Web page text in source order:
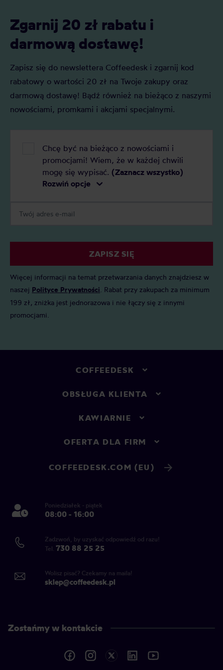
Zgarnij 20 zł rabatu i
darmową dostawę!
Zapisz się do newslettera Coffeedesk i zgarnij kod
rabatowy o wartości 20 zł na Twoje zakupy oraz
darmową dostawę! Bądź również na bieżąco z naszymi
nowościami, promkami i akcjami specjalnymi.
Chcę być na bieżąco z nowościami i
promocjami! Wiem, że w każdej chwili
mogę się wypisać. (Zaznacz wszystko)
Rozwiń opcje
ZAPISZ SIĘ
Więcej informacji na temat przetwarzania danych znajdziesz w
naszej Polityce Prywatności . Rabat przy zakupach za minimum
199 zł, zniżka jest jednorazowa i nie łączy się z innymi
promocjami.
COFFEEDESK
OBSŁUGA KLIENTA
KAWIARNIE
OFERTA DLA FIRM
COFFEEDESK.COM (EU)
Poniedziałek - piątek
08:00 - 16:00
Zadzwoń, by uzyskać odpowiedź od razu!
Tel. 730 88 25 25
Wolisz pisać? Czekamy na maila!
sklep@coffeedesk.pl
Zostańmy w kontakcie